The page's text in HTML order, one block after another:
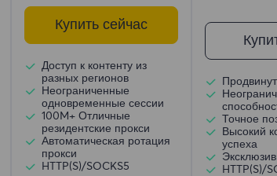
Купить сейчас
Доступ к контенту из
разных регионов
Неограниченные
одновременные сессии
100M+ Отличные
резидентские прокси
Автоматическая ротация
прокси
HTTP(S)/SOCKS5
Точное
Высокий
успеха
HTTP(S)/